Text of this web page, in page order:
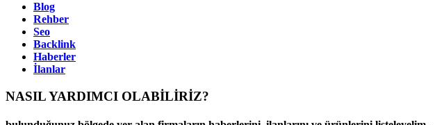
Blog
Rehber
Seo
Backlink
Haberler
İlanlar
NASIL YARDIMCI OLABİLİRİZ?